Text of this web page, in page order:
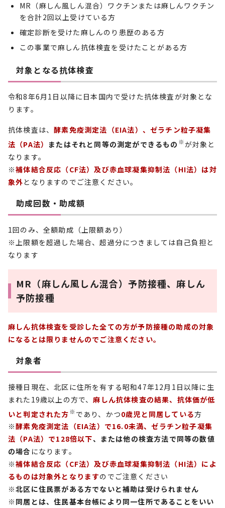
MR（麻しん風しん混合）ワクチンまたは麻しんワクチン
を合計2回以上受けている方
確定診断を受けた麻しんのり患歴のある方
この事業で麻しん抗体検査を受けたことがある方
対象となる抗体検査
令和8年6月1日以降に日本国内で受けた抗体検査が対象とな
ります。
抗体検査は、酵素免疫測定法（EIA法）、ゼラチン粒子凝集
法（PA法） またはそれと同等の測定ができるもの ※が対象と
なります。
※補体結合反応（CF法）及び赤血球凝集抑制法（HI法）は対
象外となりますのでご注意ください。
助成回数・助成額
1回のみ、全額助成（上限額あり）
※上限額を超過した場合、超過分につきましては自己負担と
なります
MR（麻しん風しん混合）予防接種、麻しん
予防接種
麻しん抗体検査を受診した全ての方が予防接種の助成の対象
になるとは限りませんのでご注意ください。
対象者
接種日現在、北区に住所を有する昭和47年12月1日以降に生
まれた19歳以上の方で、麻しん抗体検査の結果、抗体価が低
いと判定された方※ であり、かつ0歳児と同居している方
※酵素免疫測定法（EIA法）で16.0未満、ゼラチン粒子凝集
法（PA法）で128倍以下、または他の検査方法で同等の数値
の場合 になります。
※補体結合反応（CF法）及び赤血球凝集抑制法（HI法）によ
るものは対象外となりますのでご注意ください
※北区に住民票がある方でないと補助は受けられません
※同居とは、住民基本台帳により同一住所であることをいい